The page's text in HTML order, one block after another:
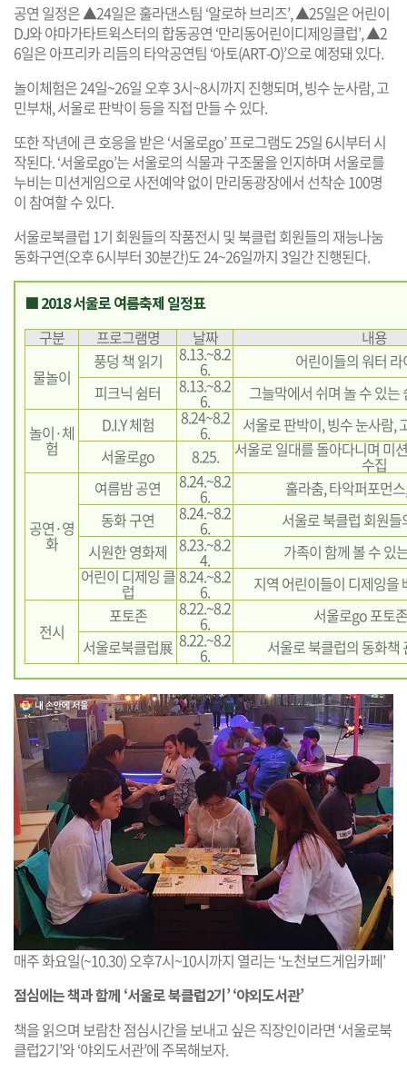
공연 일정은 ▲24일은 훌라댄스팀 ‘알로하 브리즈’, ▲25일은 어린이
DJ와 야마가타트윅스터의 합동공연 ‘만리동어린이디제잉클럽’, ▲2
6일은 아프리카 리듬의 타악공연팀 ‘아토(ART-O)’으로 예정돼 있다.
놀이체험은 24일~26일 오후 3시~8시까지 진행되며, 빙수 눈사람, 고
민부채, 서울로 판박이 등을 직접 만들 수 있다.
또한 작년에 큰 호응을 받은 ‘서울로go’ 프로그램도 25일 6시부터 시
작된다. ‘서울로go’는 서울로의 식물과 구조물을 인지하며 서울로를
누비는 미션게임으로 사전예약 없이 만리동광장에서 선착순 100명
이 참여할 수 있다.
서울로북클럽 1기 회원들의 작품전시 및 북클럽 회원들의 재능나눔
동화구연(오후 6시부터 30분간)도 24~26일까지 3일간 진행된다.
■ 2018 서울로 여름축제 일정표
구분
프로그램명 날짜
내용
물놀이
풍덩 책 읽기 8.13.~8.2
6.
어린이들의 워터
피크닉 쉼터
8.13.~8.2
6.
그늘막에서 쉬며 놀 수 있는
놀이·체
험
D.I.Y 체험 8.24~8.2
6.
서울로 판박이, 빙수 눈사람,
서울로go
8.25. 서울로 일대를 돌아다니며 미
수집
공연·영
화
여름밤 공연 8.24.~8.2
6.
훌라춤, 타악퍼포먼
동화 구연
8.24.~8.2
6.
서울로 북클럽 회원들
시원한 영화제 8.23.~8.2
4.
가족이 함께 볼 수 있
어린이 디제잉 클
럽
8.24.~8.2
6. 지역 어린이들이 디제잉을
전시
포토존 8.22.~8.2
6.
서울로go 포토
서울로북클럽展 8.22.~8.2
6. 서울로 북클럽의 동화책
매주 화요일(~10.30) 오후7시~10시까지 열리는 ‘노천보드게임카페’
점심에는 책과 함께 ‘서울로 북클럽2기’ ‘야외도서관’
책을 읽으며 보람찬 점심시간을 보내고 싶은 직장인이라면 ‘서울로북
클럽2기’와 ‘야외도서관’에 주목해보자.